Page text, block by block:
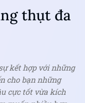
thụt đa
kết hợp với những
cho bạn những
cực tốt vừa kích